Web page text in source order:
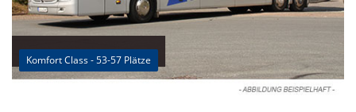
Komfort Class - 53-57 Plätze